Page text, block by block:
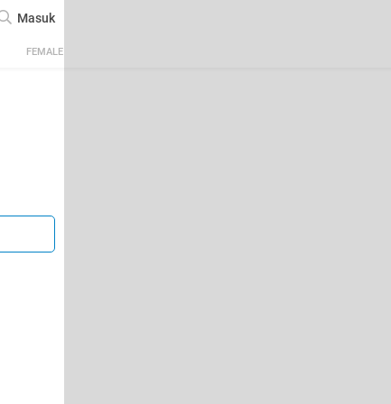
Masuk
FEMALE